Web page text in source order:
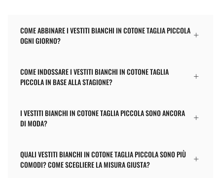
COME ABBINARE I VESTITI BIANCHI IN COTONE TAGLIA PICCOLA
OGNI GIORNO?
COME INDOSSARE I VESTITI BIANCHI IN COTONE TAGLIA
PICCOLA IN BASE ALLA STAGIONE?
I VESTITI BIANCHI IN COTONE TAGLIA PICCOLA SONO ANCORA
DI MODA?
QUALI VESTITI BIANCHI IN COTONE TAGLIA PICCOLA SONO PIÙ
COMODI? COME SCEGLIERE LA MISURA GIUSTA?